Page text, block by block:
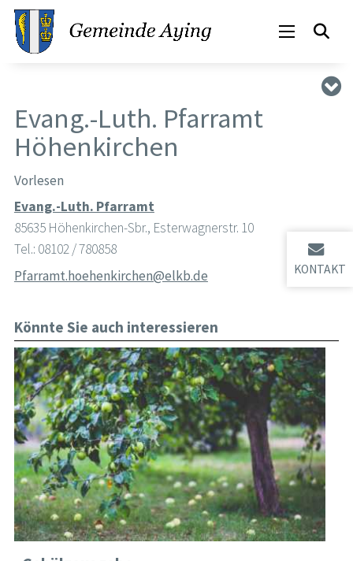
KONTAKT
Evang.-Luth. Pfarramt
Höhenkirchen
Vorlesen
Evang.-Luth. Pfarramt
85635 Höhenkirchen-Sbr., Esterwagnerstr. 10
Tel.: 08102 / 780858
Pfarramt.hoehenkirchen@elkb.de
Könnte Sie auch interessieren